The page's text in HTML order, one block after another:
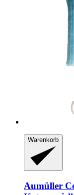
Warenkorb
Aumüller